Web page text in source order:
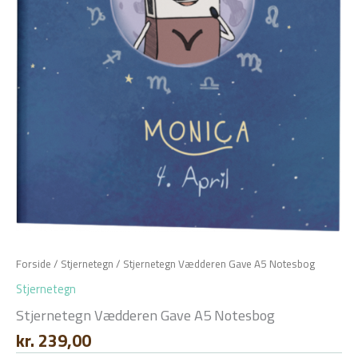
Forside / Stjernetegn / Stjernetegn Vædderen Gave A5 Notesbog
Stjernetegn
Stjernetegn Vædderen Gave A5 Notesbog
kr. 239,00